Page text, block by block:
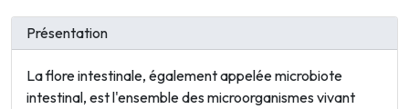
Présentation
La flore intestinale, également appelée microbiote
intestinal, est l'ensemble des microorganismes vivant